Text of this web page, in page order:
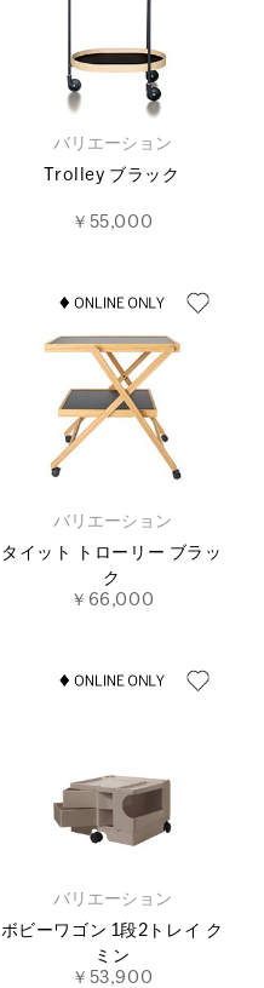
バリエーション
Trolley ブラック
￥55,000
バリエーション
タイット トローリー ブラッ
ク
￥66,000
バリエーション
ボビーワゴン 1段2トレイ ク
ミン
￥53,900